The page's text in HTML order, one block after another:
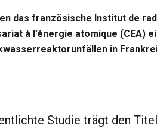
das französische Institut de
à l’énergie atomique (CEA)
in
Studie trägt den